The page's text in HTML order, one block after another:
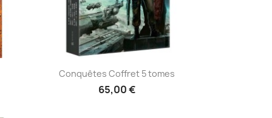
Aperçu rapide
Conquêtes Coffret 5 tomes
65,00 €